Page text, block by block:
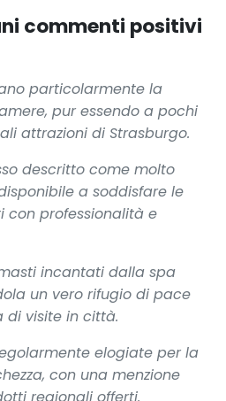
commenti positivi
particolarmente la
pur essendo a pochi
attrazioni di Strasburgo.
descritto come molto
a soddisfare le
con professionalità e
incantati dalla spa
un vero rifugio di pace
di visite in città.
elogiate per la
con una menzione
regionali offerti.